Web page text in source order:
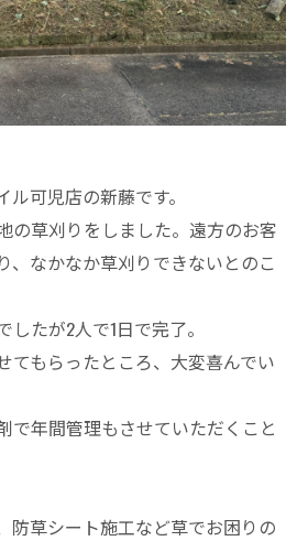
可児店の新藤です。
の草刈りをしました。遠方のお客
、なかなか草刈りできないとのこ
たが2人で1日で完了。
てもらったところ、大変喜んでい
で年間管理もさせていただくこと
防草シート施工など草でお困りの